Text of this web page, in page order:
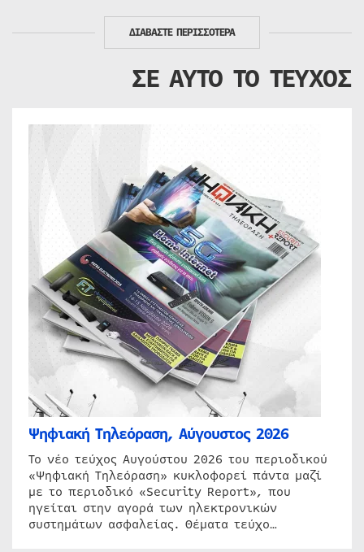
ΔΙΑΒΑΣΤΕ ΠΕΡΙΣΣΟΤΕΡΑ
ΣΕ ΑΥΤΟ ΤΟ ΤΕΥΧΟΣ
Ψηφιακή Τηλεόραση, Αύγουστος 2026
Το νέο τεύχος Αυγούστου 2026 του περιοδικού
«Ψηφιακή Τηλεόραση» κυκλοφορεί πάντα μαζί
με το περιοδικό «Security Report», που
ηγείται στην αγορά των ηλεκτρονικών
συστημάτων ασφαλείας. Θέματα τεύχο…